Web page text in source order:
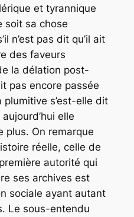
et tyrannique
soit sa chose
n’est pas dit qu’il ait
des faveurs
la délation post-
pas encore passée
s’est-elle dit
elle
plus. On remarque
réelle, celle de
autorité qui
ses archives est
sociale ayant autant
Le sous-entendu